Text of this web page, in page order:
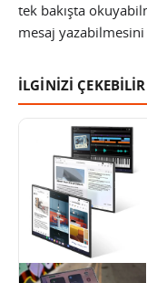
tek bakışta
mesaj
İLGİNİZİ ÇEKEBİLİR